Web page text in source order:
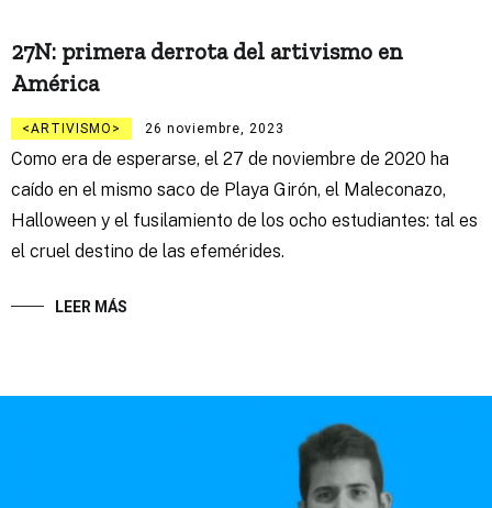
27N: primera derrota del artivismo en
América
ARTIVISMO 26 noviembre, 2023
Como era de esperarse, el 27 de noviembre de 2020 ha
caído en el mismo saco de Playa Girón, el Maleconazo,
Halloween y el fusilamiento de los ocho estudiantes: tal es
el cruel destino de las efemérides.
LEER MÁS